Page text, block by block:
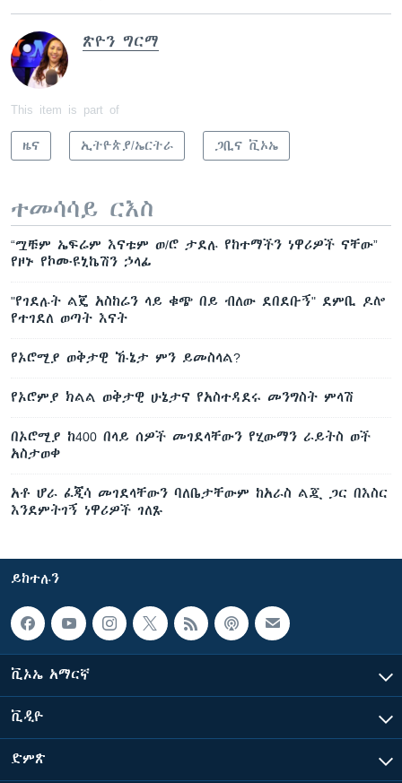
ጽዮን ግርማ
This item is part of
ዜና ኢትዮጵያ/ኤርትራ ጋቢና ቪኦኤ
ተመሳሳይ ርእስ
“ሟቹም ኤፍሬም እናቱም ወ/ሮ ታደሉ የከተማችን ነዋሪዎች ናቸው”
የዞኑ የኮሙዩኒኬሽን ኃላፊ
"የገደሉት ልጄ አስከሬን ላይ ቁጭ በይ ብለው ደበደቡኝ" ደምቢ ዶሎ
የተገደለ ወጣት እናት
የኦሮሚያ ወቅታዊ ኹኔታ ምን ይመስላል?
የኦሮምያ ክልል ወቅታዊ ሁኔታና የአስተዳደሩ መንግስት ምላሽ
በኦሮሚያ ከ400 በላይ ሰዎች መገደላቸውን የሂውማን ራይትስ ወች
አስታወቀ
አቶ ሆራ ፈጂሳ መገደላቸውን ባለቤታቸውም ከአራስ ልጇ ጋር በእስር
እንደምትገኝ ነዋሪዎች ገለጹ
ይከተሉን
ቪኦኤ አማርኛ
ቪዲዮ
ድምጽ